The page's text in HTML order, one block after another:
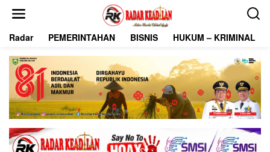
Radar PEMERINTAHAN BISNIS HUKUM – KRIMINAL